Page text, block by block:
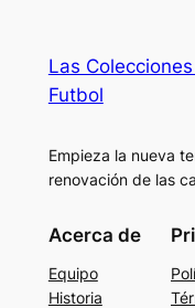
Las
Futbol
Empieza la nueva
renovación de las
Acerca de
Equipo
Historia